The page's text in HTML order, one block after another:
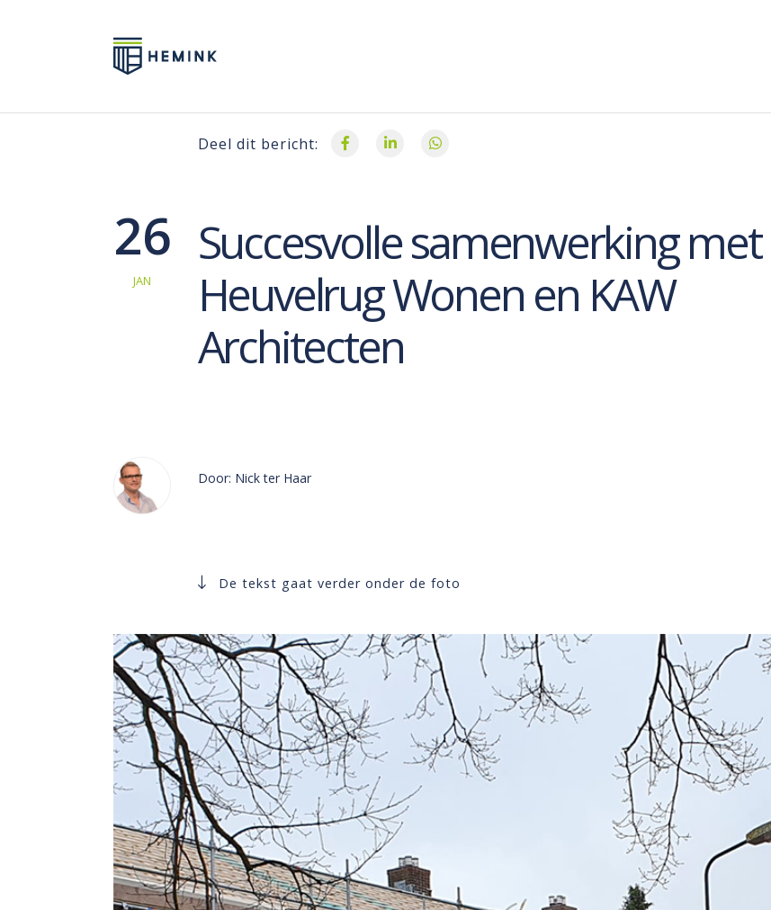
Deel dit bericht:
26
JAN
Succesvolle samenwerking met
Heuvelrug Wonen en KAW
Architecten
Door: Nick ter Haar
De tekst gaat verder onder de foto